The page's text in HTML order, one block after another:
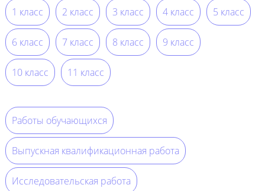
1 класс 2 класс 3 класс 4 класс 5 класс
6 класс 7 класс 8 класс 9 класс
10 класс 11 класс
Работы обучающихся
Выпускная квалификационная работа
Исследовательская работа